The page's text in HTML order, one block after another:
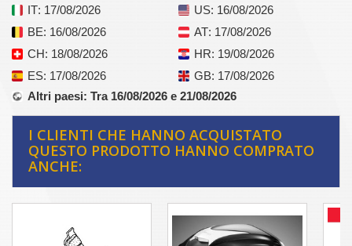
IT: 17/08/2026 US: 16/08/2026
BE: 16/08/2026 AT: 17/08/2026
CH: 18/08/2026 HR: 19/08/2026
ES: 17/08/2026 GB: 17/08/2026
Altri paesi: Tra 16/08/2026 e 21/08/2026
I CLIENTI CHE HANNO ACQUISTATO
QUESTO PRODOTTO HANNO COMPRATO
ANCHE: